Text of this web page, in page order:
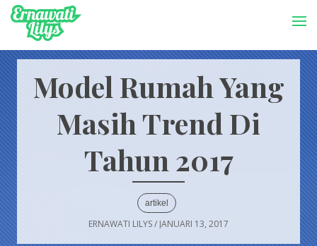
-->
Model Rumah Yang
Masih Trend Di
Tahun 2017
artikel
ERNAWATI LILYS/ JANUARI 13, 2017